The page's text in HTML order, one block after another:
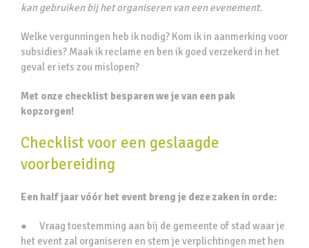
kan gebruiken bij het organiseren van een evenement.
Welke vergunningen heb ik nodig? Kom ik in aanmerking voor
subsidies? Maak ik reclame en ben ik goed verzekerd in het
geval er iets zou mislopen?
Met onze checklist besparen we je van een pak
kopzorgen!
Checklist voor een geslaagde
voorbereiding
Een half jaar vóór het event breng je deze zaken in orde:
● Vraag toestemming aan bij de gemeente of stad waar je
het event zal organiseren en stem je verplichtingen met hen